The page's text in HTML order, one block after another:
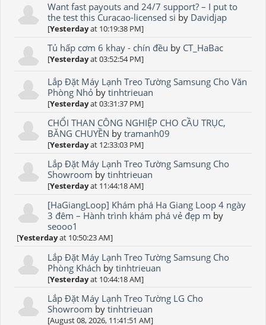
Want fast payouts and 24/7 support? – I put to
the test this Curacao-licensed si by Davidjap
[Yesterdayat 10:19:38 PM]
Tủ hấp cơm 6 khay - chín đều by CT_HaBac
[Yesterdayat 03:52:54 PM]
Lắp Đặt Máy Lạnh Treo Tường Samsung Cho Văn
Phòng Nhỏ bytinhtrieuan
[Yesterdayat 03:31:37 PM]
CHỔI THAN CÔNG NGHIỆP CHO CẦU TRỤC,
BĂNG CHUYỀN bytramanh09
[Yesterdayat 12:33:03 PM]
Lắp Đặt Máy Lạnh Treo Tường Samsung Cho
Showroom bytinhtrieuan
[Yesterdayat 11:44:18 AM]
[HaGiangLoop] Khám phá Ha Giang Loop 4 ngày
3 đêm – Hành trình khám phá vẻ đẹp m by
seooo1
[Yesterdayat 10:50:23 AM]
Lắp Đặt Máy Lạnh Treo Tường Samsung Cho
Phòng Khách bytinhtrieuan
[Yesterdayat 10:44:18 AM]
Lắp Đặt Máy Lạnh Treo Tường LG Cho
Showroom bytinhtrieuan
[August 08, 2026, 11:41:51 AM]